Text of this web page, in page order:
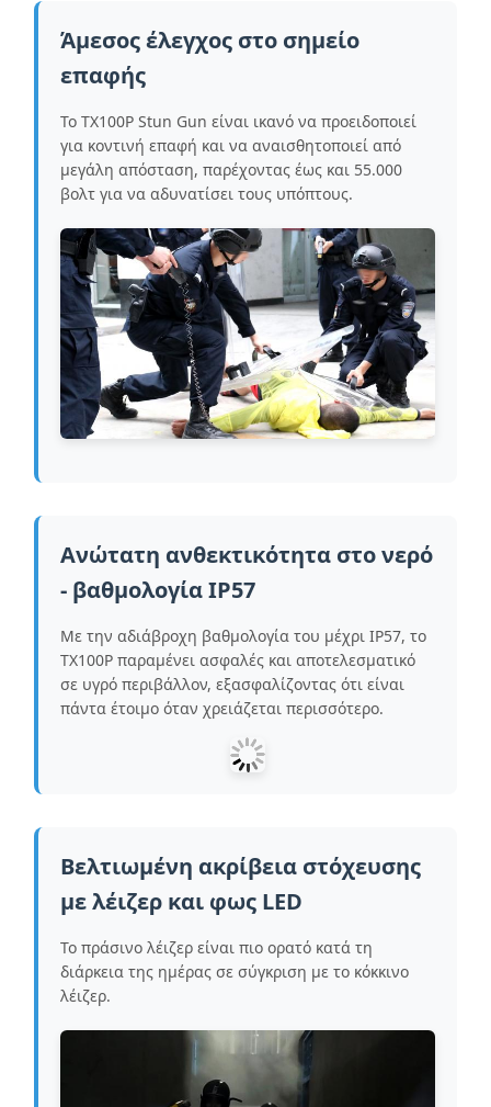
Άμεσος έλεγχος στο σημείο
επαφής
Το TX100P Stun Gun είναι ικανό να προειδοποιεί
για κοντινή επαφή και να αναισθητοποιεί από
μεγάλη απόσταση, παρέχοντας έως και 55.000
βολτ για να αδυνατίσει τους υπόπτους.
Ανώτατη ανθεκτικότητα στο νερό
- βαθμολογία IP57
Με την αδιάβροχη βαθμολογία του μέχρι IP57, το
TX100P παραμένει ασφαλές και αποτελεσματικό
σε υγρό περιβάλλον, εξασφαλίζοντας ότι είναι
πάντα έτοιμο όταν χρειάζεται περισσότερο.
Βελτιωμένη ακρίβεια στόχευσης
με λέιζερ και φως LED
Το πράσινο λέιζερ είναι πιο ορατό κατά τη
διάρκεια της ημέρας σε σύγκριση με το κόκκινο
λέιζερ.